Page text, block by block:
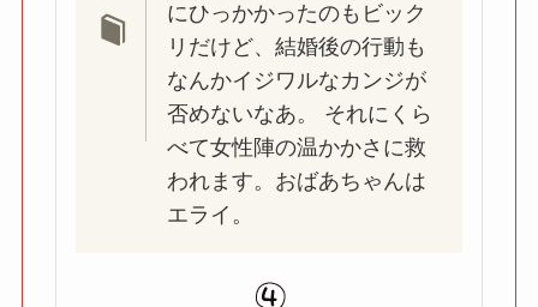
にひっかかったのもビック
リだけど、結婚後の行動も
なんかイジワルなカンジが
否めないなあ。 それにくら
べて女性陣の温かかさに救
われます。おばあちゃんは
エライ。